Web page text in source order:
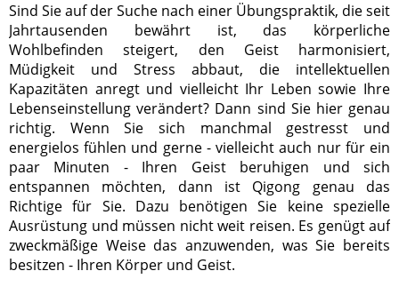
Sind Sie auf der Suche nach einer Übungspraktik, die seit
Jahrtausenden bewährt ist, das körperliche
Wohlbefinden steigert, den Geist harmonisiert,
Müdigkeit und Stress abbaut, die intellektuellen
Kapazitäten anregt und vielleicht Ihr Leben sowie Ihre
Lebenseinstellung verändert? Dann sind Sie hier genau
richtig. Wenn Sie sich manchmal gestresst und
energielos fühlen und gerne - vielleicht auch nur für ein
paar Minuten - Ihren Geist beruhigen und sich
entspannen möchten, dann ist Qigong genau das
Richtige für Sie. Dazu benötigen Sie keine spezielle
Ausrüstung und müssen nicht weit reisen. Es genügt auf
zweckmäßige Weise das anzuwenden, was Sie bereits
besitzen - Ihren Körper und Geist.